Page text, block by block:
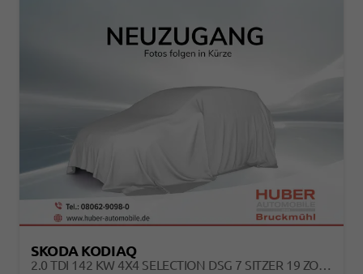
SKODA KODIAQ
2.0 TDI 142 KW 4X4 SELECTION DSG 7 SITZER 19 ZOLL AHK